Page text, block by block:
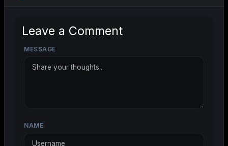
Leave a Comment
MESSAGE
NAME